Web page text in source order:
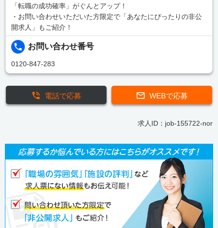
「転職の成功確率」がぐんとアップ！
・お問い合わせいただいた方限定で「あなたにぴったりの非公
開求人」もご紹介！
お問い合わせ番号
0120-847-283
WEBで応募
電話で応募
求人ID：job-155722-nor